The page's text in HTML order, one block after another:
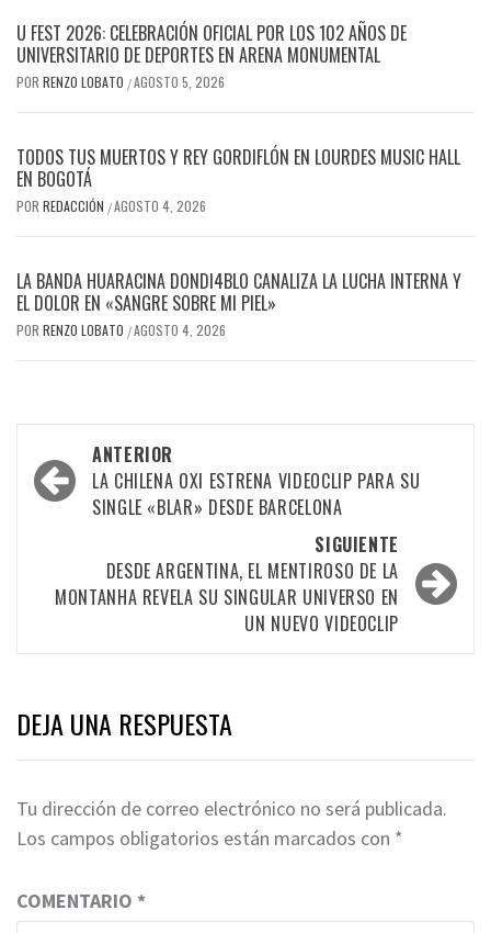
U FEST 2026: CELEBRACIÓN OFICIAL POR LOS 102 AÑOS DE
UNIVERSITARIO DE DEPORTES EN ARENA MONUMENTAL
POR RENZO LOBATO /AGOSTO 5, 2026
TODOS TUS MUERTOS Y REY GORDIFLÓN EN LOURDES MUSIC HALL
EN BOGOTÁ
POR REDACCIÓN /AGOSTO 4, 2026
LA BANDA HUARACINA DONDI4BLO CANALIZA LA LUCHA INTERNA Y
EL DOLOR EN «SANGRE SOBRE MI PIEL»
POR RENZO LOBATO /AGOSTO 4, 2026
Navegación
por
entradas
ANTERIOR
LA CHILENA OXI ESTRENA VIDEOCLIP PARA SU
SINGLE «BLAR» DESDE BARCELONA
SIGUIENTE
DESDE ARGENTINA, EL MENTIROSO DE LA
MONTANHA REVELA SU SINGULAR UNIVERSO EN
UN NUEVO VIDEOCLIP
DEJA UNA RESPUESTA
Tu dirección de correo electrónico no será publicada.
Los campos obligatorios están marcados con *
COMENTARIO *